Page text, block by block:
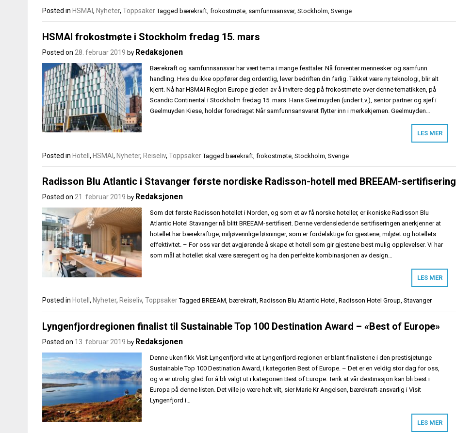
Posted in HSMAI, Nyheter, Toppsaker Tagged bærekraft, frokostmøte, samfunnsansvar, Stockholm, Sverige
HSMAI frokostmøte i Stockholm fredag 15. mars
Posted on 28. februar 2019 by Redaksjonen
Bærekraft og samfunnsansvar har vært tema i mange festtaler. Nå forventer mennesker og samfunn
handling. Hvis du ikke oppfører deg ordentlig, lever bedriften din farlig. Takket være ny teknologi, blir alt
kjent. Nå har HSMAI Region Europe gleden av å invitere deg på frokostmøte over denne tematikken, på
Scandic Continental i Stockholm fredag 15. mars. Hans Geelmuyden (under t.v.), senior partner og sjef i
Geelmuyden Kiese, holder foredraget Når samfunnsansvaret flytter inn i merkekjernen. Geelmuyden…
LES MER
Posted in Hotell , HSMAI , Nyheter, Reiseliv, Toppsaker Tagged bærekraft frokostmøte Stockholm Sverige
Radisson Blu Atlantic i Stavanger første nordiske Radisson-hotell med BREEAM-sertifisering
Posted on 21. februar 2019 by Redaksjonen
Som det første Radisson hotellet i Norden, og som et av få norske hoteller, er ikoniske Radisson Blu
Atlantic Hotel Stavanger nå blitt BREEAM-sertifisert. Denne verdensledende sertifiseringen anerkjenner at
hotellet har bærekraftige, miljøvennlige løsninger, som er fordelaktige for gjestene, miljøet og hotellets
effektivitet. – For oss var det avgjørende å skape et hotell som gir gjestene best mulig opplevelser. Vi har
som mål at hotellet skal være særegent og ha den perfekte kombinasjonen av design…
LES MER
Posted in Hotell , Nyheter, Reiseliv, Toppsaker Tagged BREEAM, bærekraft, Radisson Blu Atlantic Hotel , Radisson Hotel Group, Stavanger
Lyngenfjordregionen finalist til Sustainable Top 100 Destination Award – «Best of Europe»
Posted on 13. februar 2019 by Redaksjonen
Denne uken fikk Visit Lyngenfjord vite at Lyngenfjord-regionen er blant finalistene i den prestisjetunge
Sustainable Top 100 Destination Award, i kategorien Best of Europe. – Det er en veldig stor dag for oss,
og vi er utrolig glad for å bli valgt ut i kategorien Best of Europe. Tenk at vår destinasjon kan bli best i
Europa på denne listen. Det ville jo være helt vilt, sier Marie Kr Angelsen, bærekraft-ansvarlig i Visit
Lyngenfjord i…
LES MER